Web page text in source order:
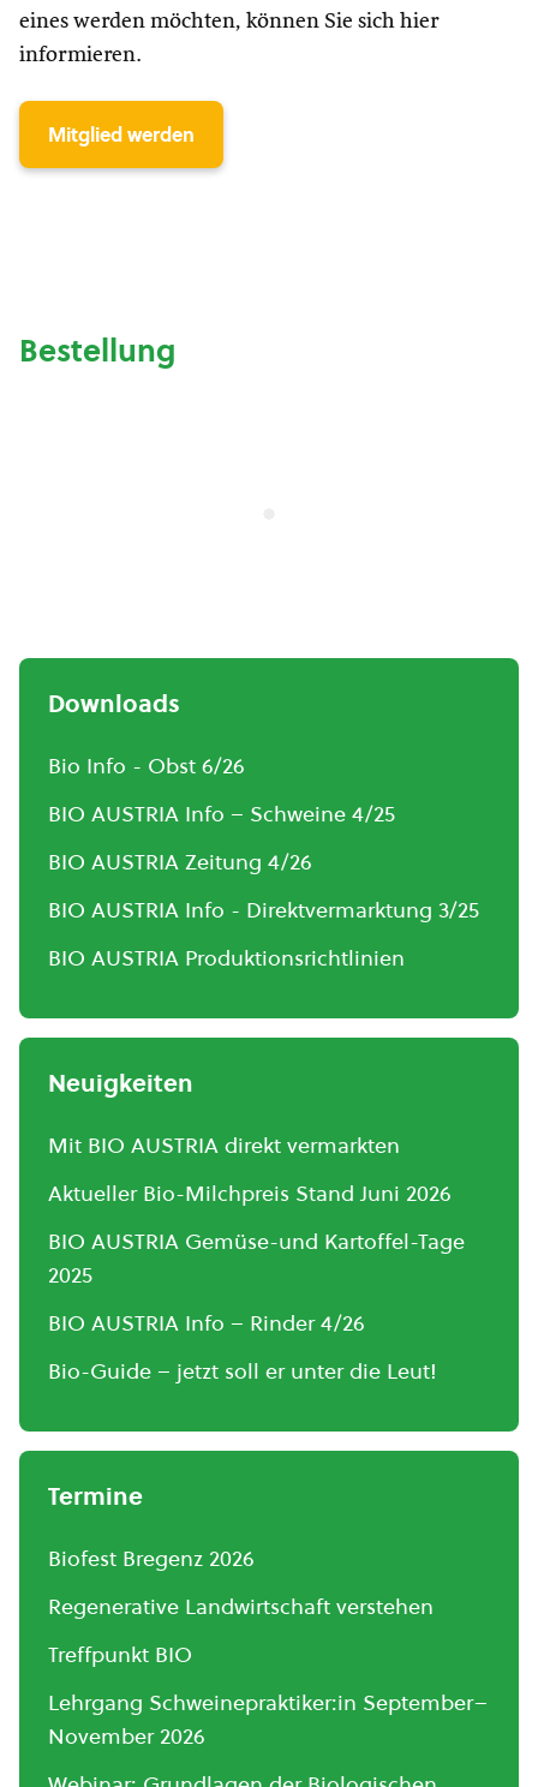
eines werden möchten, können Sie sich hier
informieren.
Mitglied werden
Bestellung
Downloads
Bio Info - Obst 6/26
BIO AUSTRIA Info – Schweine 4/25
BIO AUSTRIA Zeitung 4/26
BIO AUSTRIA Info - Direktvermarktung 3/25
BIO AUSTRIA Produktionsrichtlinien
Neuigkeiten
Mit BIO AUSTRIA direkt vermarkten
Aktueller Bio-Milchpreis Stand Juni 2026
BIO AUSTRIA Gemüse-und Kartoffel-Tage
2025
BIO AUSTRIA Info – Rinder 4/26
Bio-Guide – jetzt soll er unter die Leut!
Termine
Biofest Bregenz 2026
Regenerative Landwirtschaft verstehen
Treffpunkt BIO
Lehrgang Schweinepraktiker:in September–
November 2026